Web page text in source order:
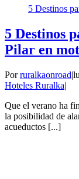
5 Destinos
5 Destinos
Pilar en
Porruralkaonroad|
Hoteles Ruralka|
Que el verano ha
la posibilidad de
acueductos [...]